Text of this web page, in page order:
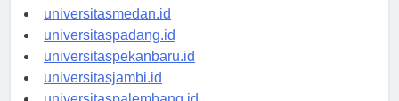
universitasaceh.id
universitasmedan.id
universitaspadang.id
universitaspekanbaru.id
universitasjambi.id